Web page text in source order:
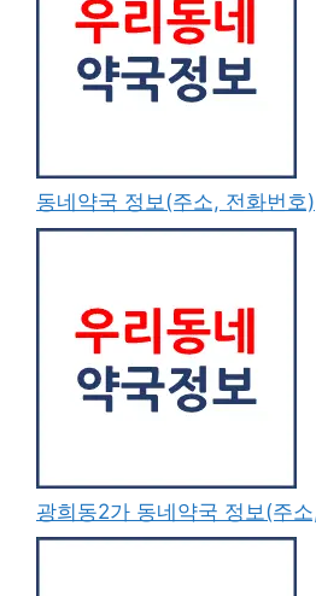
동네약국 정보(주소, 전화번호)
광희동2가 동네약국 정보(주